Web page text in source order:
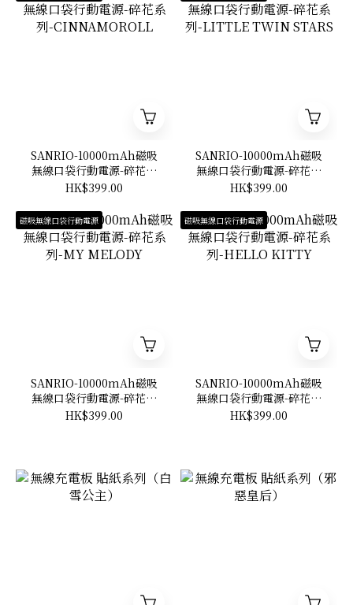
SANRIO-10000mAh磁吸
無線口袋行動電源-碎花系
列-CINNAMOROLL
HK$399.00
SANRIO-10000mAh磁吸
無線口袋行動電源-碎花系
列-LITTLE TWIN STARS
HK$399.00
磁吸無線口袋行動電源
SANRIO-10000mAh磁吸
無線口袋行動電源-碎花系
列-MY MELODY
HK$399.00
磁吸無線口袋行動電源
SANRIO-10000mAh磁吸
無線口袋行動電源-碎花系
列-HELLO KITTY
HK$399.00